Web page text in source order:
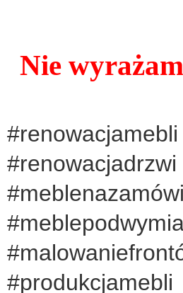
Nie
#produkcjamebli